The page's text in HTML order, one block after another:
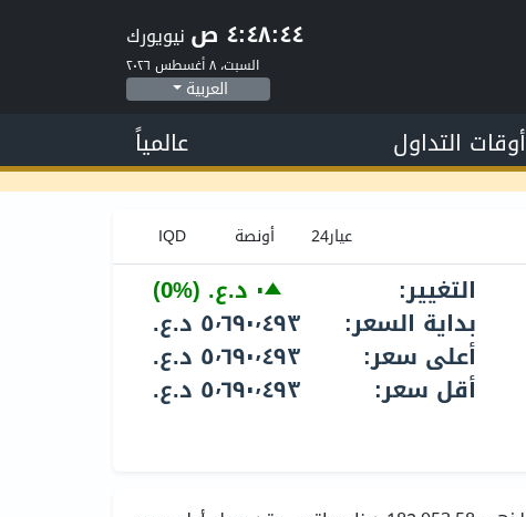
٤:٤٨:٤٥ ص نيويورك
السبت، ٨ أغسطس ٢٠٢٦
العربية
أوقات التداول عالمياً
التغيير: ٠ د.ع.‏ (0%)
بداية السعر: ٥٬٦٩٠٬٤٩٣ د.ع.‏
أعلى سعر: ٥٬٦٩٠٬٤٩٣ د.ع.‏
أقل سعر: ٥٬٦٩٠٬٤٩٣ د.ع.‏